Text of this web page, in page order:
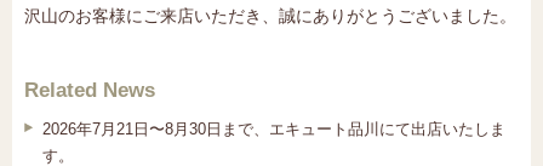
沢山のお客様にご来店いただき、誠にありがとうございました。
Related News
2026年7月21日〜8月30日まで、エキュート品川にて出店いたしま
す。